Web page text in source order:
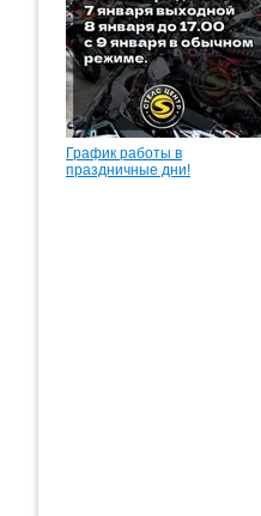
График работы в
праздничные дни!